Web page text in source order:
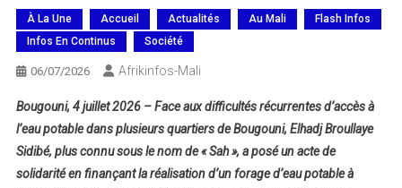
À La Une Accueil Actualités Au Mali
Flash Infos
Infos En Continus
Société
06/07/2026 Afrikinfos-Mali
Bougouni, 4 juillet 2026 – Face aux difficultés récurrentes d’accès à
l’eau potable dans plusieurs quartiers de Bougouni, Elhadj Broullaye
Sidibé, plus connu sous le nom de « Sah », a posé un acte de
solidarité en finançant la réalisation d’un forage d’eau potable à